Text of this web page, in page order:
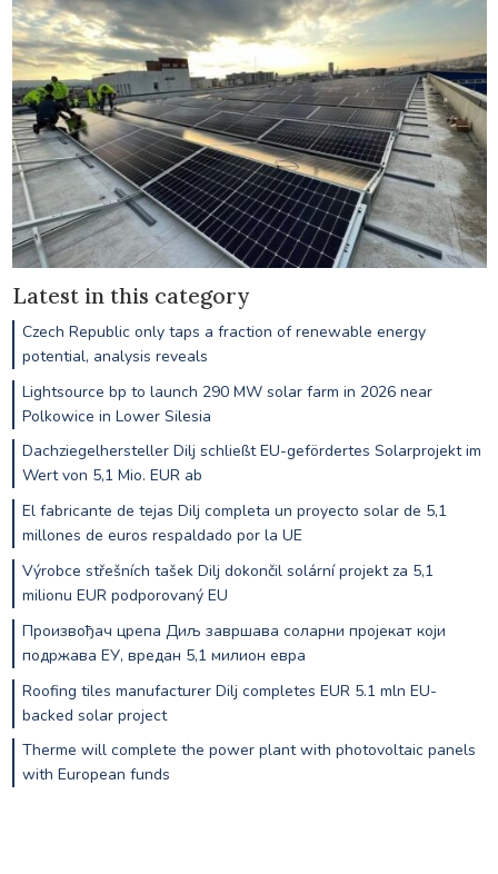
Latest in this category
Czech Republic only taps a fraction of renewable energy
potential, analysis reveals
Lightsource bp to launch 290 MW solar farm in 2026 near
Polkowice in Lower Silesia
Dachziegelhersteller Dilj schließt EU-gefördertes Solarprojekt im
Wert von 5,1 Mio. EUR ab
El fabricante de tejas Dilj completa un proyecto solar de 5,1
millones de euros respaldado por la UE
Výrobce střešních tašek Dilj dokončil solární projekt za 5,1
milionu EUR podporovaný EU
Произвођач црепа Диљ завршава соларни пројекат који
подржава ЕУ, вредан 5,1 милион евра
Roofing tiles manufacturer Dilj completes EUR 5.1 mln EU-
backed solar project
Therme will complete the power plant with photovoltaic panels
with European funds